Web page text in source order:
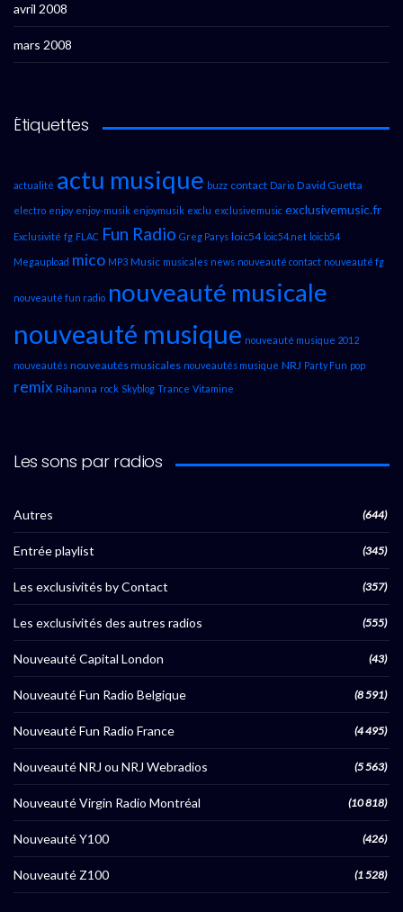
avril 2008
mars 2008
Étiquettes
actualité actu musique buzz contact Dario David Guetta
electro enjoy enjoy-musik enjoymusik exclu exclusivemusic exclusivemusic.fr
Exclusivité fg FLAC Fun Radio Greg Parys loic54 loic54.net loicb54
Megaupload mico MP3 Music musicales news nouveauté contact nouveauté fg
nouveauté fun radio nouveauté musicale
nouveauté musique nouveauté musique 2012
nouveautés nouveautés musicales nouveautés musique NRJ Party Fun pop
remix Rihanna rock Skyblog Trance Vitamine
Les sons par radios
Autres (644)
Entrée playlist (345)
Les exclusivités by Contact (357)
Les exclusivités des autres radios (555)
Nouveauté Capital London (43)
Nouveauté Fun Radio Belgique (8 591)
Nouveauté Fun Radio France (4 495)
Nouveauté NRJ ou NRJ Webradios (5 563)
Nouveauté Virgin Radio Montréal (10 818)
Nouveauté Y100 (426)
Nouveauté Z100 (1 528)